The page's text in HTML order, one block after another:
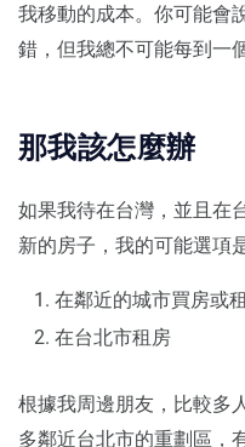
我移動的成本。你可能會
錯，但我總不可能每到一
那我該怎麼辦
如果我待在台灣，並且在
新的房子，我的可能選項
在鄰近的城市買房或
在台北市租房
根據我周邊朋友，比較多
多鄰近台北市的重劃區，